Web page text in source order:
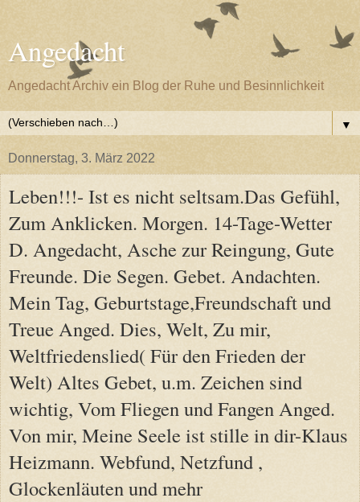
Angedacht
Angedacht Archiv ein Blog der Ruhe und Besinnlichkeit
▼
Donnerstag, 3. März 2022
Leben!!!- Ist es nicht seltsam.Das Gefühl,
Zum Anklicken. Morgen. 14-Tage-Wetter
D. Angedacht, Asche zur Reingung, Gute
Freunde. Die Segen. Gebet. Andachten.
Mein Tag, Geburtstage,Freundschaft und
Treue Anged. Dies, Welt, Zu mir,
Weltfriedenslied( Für den Frieden der
Welt) Altes Gebet, u.m. Zeichen sind
wichtig, Vom Fliegen und Fangen Anged.
Von mir, Meine Seele ist stille in dir-Klaus
Heizmann. Webfund, Netzfund ,
Glockenläuten und mehr